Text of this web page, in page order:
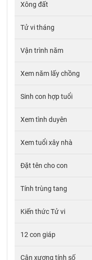
Xông đất
Tử vi tháng
Vận trình năm
Xem năm lấy chồng
Sinh con hợp tuổi
Xem tình duyên
Xem tuổi xây nhà
Đặt tên cho con
Tính trùng tang
Kiến thức Tử vi
12 con giáp
Cân xương tính số